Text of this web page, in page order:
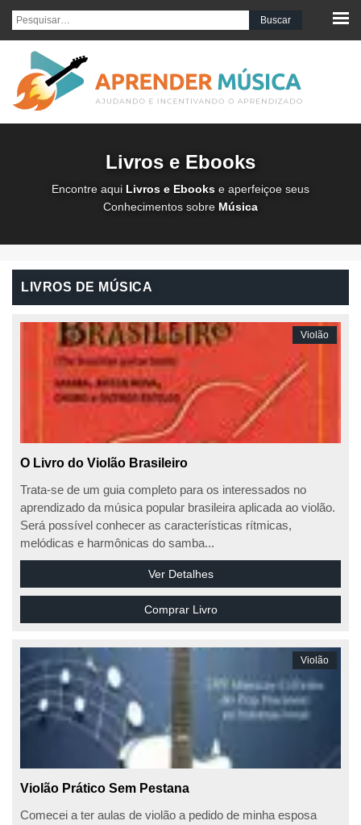
Pesquisar por:
Livros e Ebooks
Encontre aqui Livros e Ebooks e aperfeiçoe seus
Conhecimentos sobre Música
LIVROS DE MÚSICA
Violão
O Livro do Violão Brasileiro
Trata-se de um guia completo para os interessados no
aprendizado da música popular brasileira aplicada ao violão.
Será possível conhecer as características rítmicas,
melódicas e harmônicas do samba...
Ver Detalhes
Comprar Livro
Violão
Violão Prático Sem Pestana
Comecei a ter aulas de violão a pedido de minha esposa